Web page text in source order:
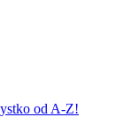
od A-Z!